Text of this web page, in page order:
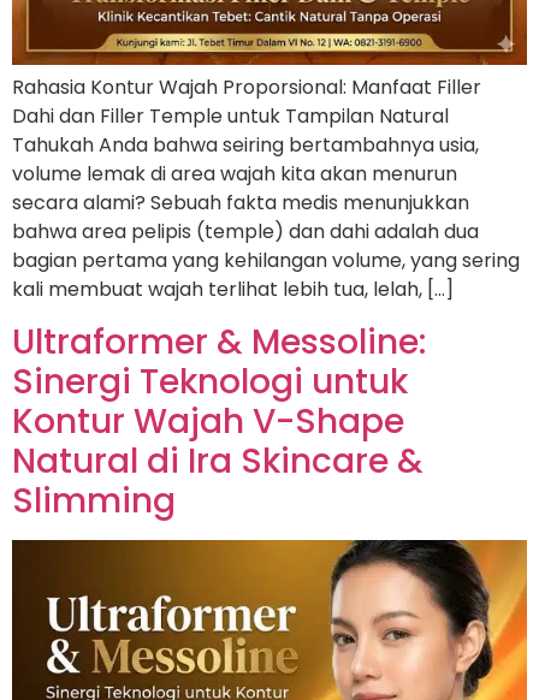
Rahasia Kontur Wajah Proporsional: Manfaat Filler
Dahi dan Filler Temple untuk Tampilan Natural
Tahukah Anda bahwa seiring bertambahnya usia,
volume lemak di area wajah kita akan menurun
secara alami? Sebuah fakta medis menunjukkan
bahwa area pelipis (temple) dan dahi adalah dua
bagian pertama yang kehilangan volume, yang sering
kali membuat wajah terlihat lebih tua, lelah, […]
Ultraformer & Messoline:
Sinergi Teknologi untuk
Kontur Wajah V-Shape
Natural di Ira Skincare &
Slimming